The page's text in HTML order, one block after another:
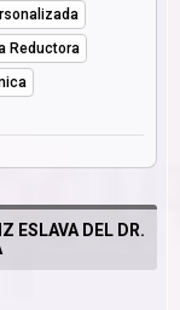
Reductora
ESLAVA DEL DR.